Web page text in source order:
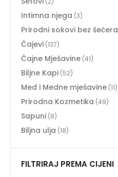
Intimna njega (3)
Prirodni sokovi bez šećera
Čajevi (137)
Čajne Mješavine (41)
Biljne Kapi (52)
Med i Medne mješavine (11)
Prirodna Kozmetika (49)
Sapuni (8)
Biljna ulja (18)
FILTRIRAJ PREMA CIJENI